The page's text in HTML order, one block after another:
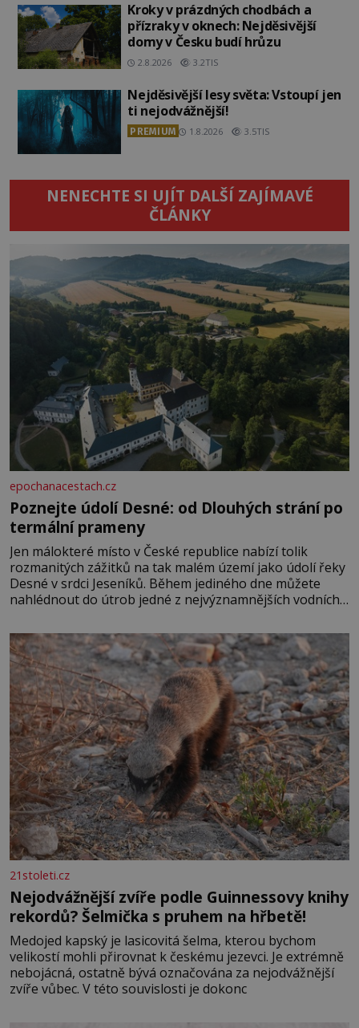
Kroky v prázdných chodbách a
přízraky v oknech: Nejděsivější
domy v Česku budí hrůzu
2.8.2026 3.2TIS
Nejděsivější lesy světa: Vstoupí jen
ti nejodvážnější!
PREMIUM 1.8.2026 3.5TIS
NENECHTE SI UJÍT DALŠÍ ZAJÍMAVÉ
ČLÁNKY
epochanacestach.cz
Poznejte údolí Desné: od Dlouhých strání po
termální prameny
Jen málokteré místo v České republice nabízí tolik
rozmanitých zážitků na tak malém území jako údolí řeky
Desné v srdci Jeseníků. Během jediného dne můžete
nahlédnout do útrob jedné z nejvýznamnějších vodních
se na koloběžce a den zakončit poznáváním památek ve
Velkých Losinách nebo v termálním
21stoleti.cz
Nejodvážnější zvíře podle Guinnessovy knihy
rekordů? Šelmička s pruhem na hřbetě!
Medojed kapský je lasicovitá šelma, kterou bychom
velikostí mohli přirovnat k českému jezevci. Je extrémně
nebojácná, ostatně bývá označována za nejodvážnější
zvíře vůbec. V této souvislosti je dokonc